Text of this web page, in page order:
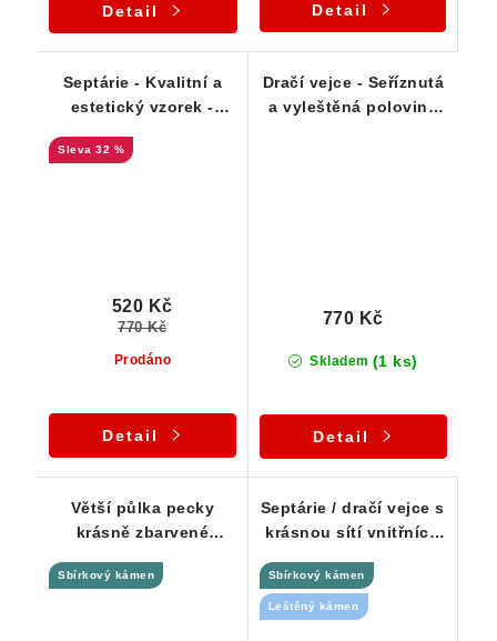
Detail Detail
Septárie - Kvalitní a
estetický vzorek -
destička
32 %
Prodáno
520 Kč
770 Kč
Detail
Dračí vejce - Seříznutá
a vyleštěná polovina
Skladem (1 ks)
770 Kč
Detail
Větší půlka pecky
krásně zbarvené
Sbírkový kámen
Septárie / dračí vejce s
krásnou sítí vnitřních
Sbírkový kámen
Leštěný kámen